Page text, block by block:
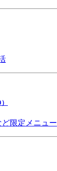
限定メニュー